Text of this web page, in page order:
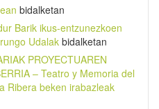
bidalketan
Barik ikus-entzunezkoen
Udalak bidalketan
PROYECTUAREN
– Teatro y Memoria del
Ribera beken irabazleak